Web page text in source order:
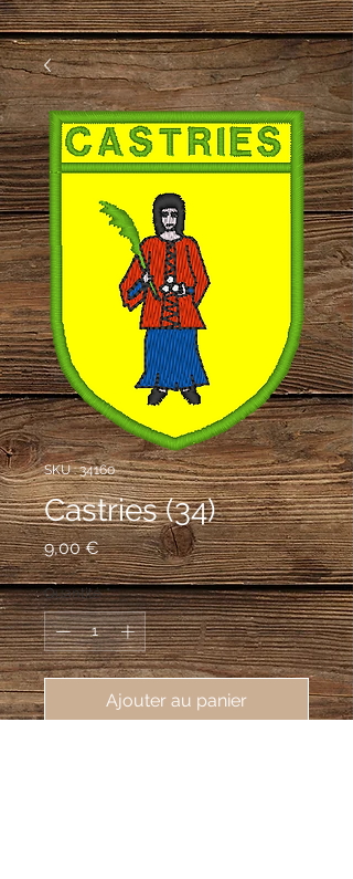
SKU : 34160
Castries (34)
9,00 €Prix
Quantité *
Ajouter au panier